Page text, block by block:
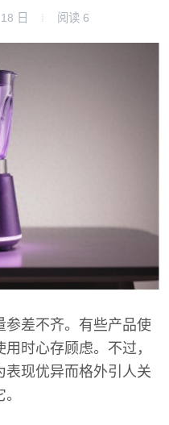
日 阅读 6
参差不齐。有些产品使
时心存顾虑。不过，
表现优异而格外引人关